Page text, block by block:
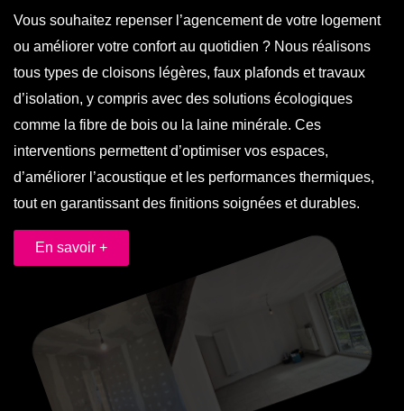
Vous souhaitez repenser l’agencement de votre logement
ou améliorer votre confort au quotidien ? Nous réalisons
tous types de cloisons légères, faux plafonds et travaux
d’isolation, y compris avec des solutions écologiques
comme la fibre de bois ou la laine minérale. Ces
interventions permettent d’optimiser vos espaces,
d’améliorer l’acoustique et les performances thermiques,
tout en garantissant des finitions soignées et durables.
En savoir +